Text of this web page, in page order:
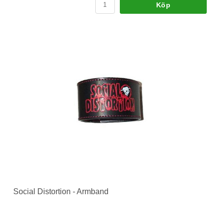
Köp
Social Distortion - Armband